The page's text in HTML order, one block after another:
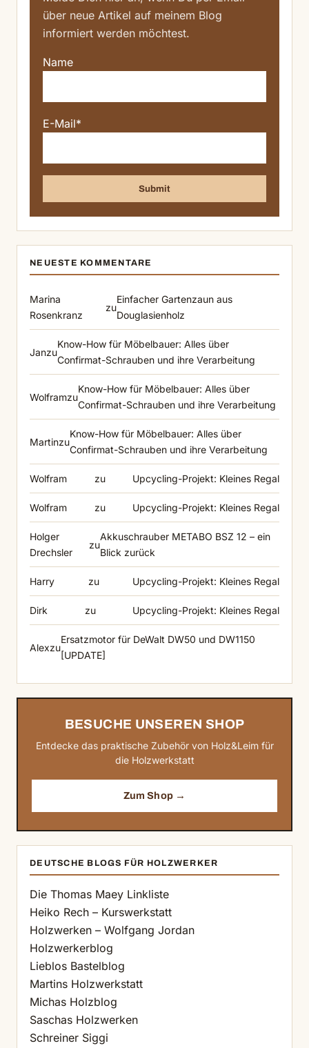
über neue Artikel auf meinem Blog
informiert werden möchtest.
Name
E-Mail*
NEUESTE KOMMENTARE
Marina
Rosenkranz
zu
Einfacher Gartenzaun aus
Douglasienholz
Janzu
Know-How für Möbelbauer: Alles über
Confirmat-Schrauben und ihre Verarbeitung
Wolframzu
Know-How für Möbelbauer: Alles über
Confirmat-Schrauben und ihre Verarbeitung
Martinzu
Know-How für Möbelbauer: Alles über
Confirmat-Schrauben und ihre Verarbeitung
Wolfram zu Upcycling-Projekt: Kleines Regal
Wolfram zu Upcycling-Projekt: Kleines Regal
Holger
Drechsler
zu
Akkuschrauber METABO BSZ 12 – ein
Blick zurück
Harry zu Upcycling-Projekt: Kleines Regal
Dirk zu Upcycling-Projekt: Kleines Regal
Alexzu
Ersatzmotor für DeWalt DW50 und DW1150
[UPDATE]
BESUCHE UNSEREN SHOP
Entdecke das praktische Zubehör von Holz&Leim für
die Holzwerkstatt
Zum Shop →
DEUTSCHE BLOGS FÜR HOLZWERKER
Die Thomas Maey Linkliste
Heiko Rech – Kurswerkstatt
Holzwerken – Wolfgang Jordan
Holzwerkerblog
Lieblos Bastelblog
Martins Holzwerkstatt
Michas Holzblog
Saschas Holzwerken
Schreiner Siggi